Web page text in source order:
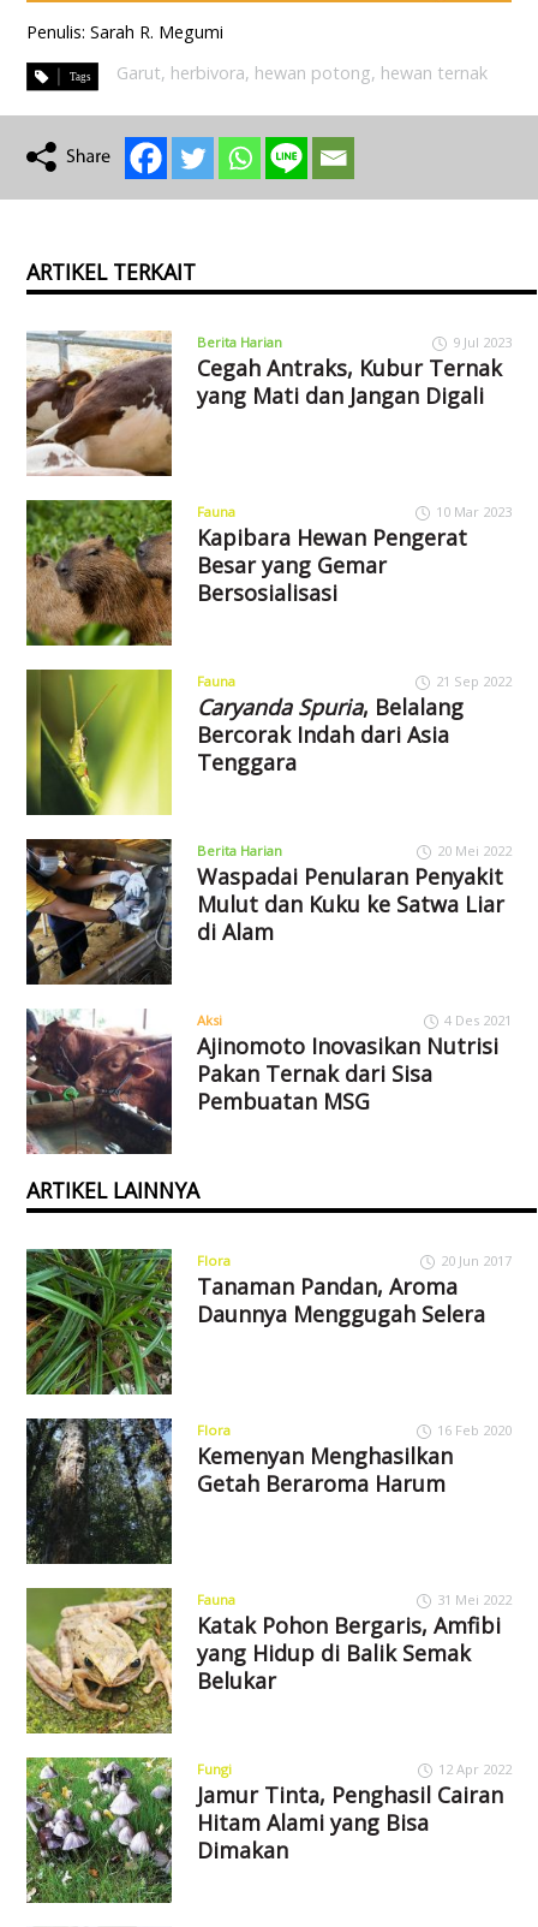
Penulis: Sarah R. Megumi
Garut, herbivora, hewan potong, hewan ternak
ARTIKEL TERKAIT
Berita Harian 9 Jul 2023
Cegah Antraks, Kubur Ternak
yang Mati dan Jangan Digali
Fauna 10 Mar 2023
Kapibara Hewan Pengerat
Besar yang Gemar
Bersosialisasi
Fauna 21 Sep 2022
Caryanda Spuria, Belalang
Bercorak Indah dari Asia
Tenggara
Berita Harian 20 Mei 2022
Waspadai Penularan Penyakit
Mulut dan Kuku ke Satwa Liar
di Alam
Aksi 4 Des 2021
Ajinomoto Inovasikan Nutrisi
Pakan Ternak dari Sisa
Pembuatan MSG
ARTIKEL LAINNYA
Flora 20 Jun 2017
Tanaman Pandan, Aroma
Daunnya Menggugah Selera
Flora 16 Feb 2020
Kemenyan Menghasilkan
Getah Beraroma Harum
Fauna 31 Mei 2022
Katak Pohon Bergaris, Amfibi
yang Hidup di Balik Semak
Belukar
Fungi 12 Apr 2022
Jamur Tinta, Penghasil Cairan
Hitam Alami yang Bisa
Dimakan